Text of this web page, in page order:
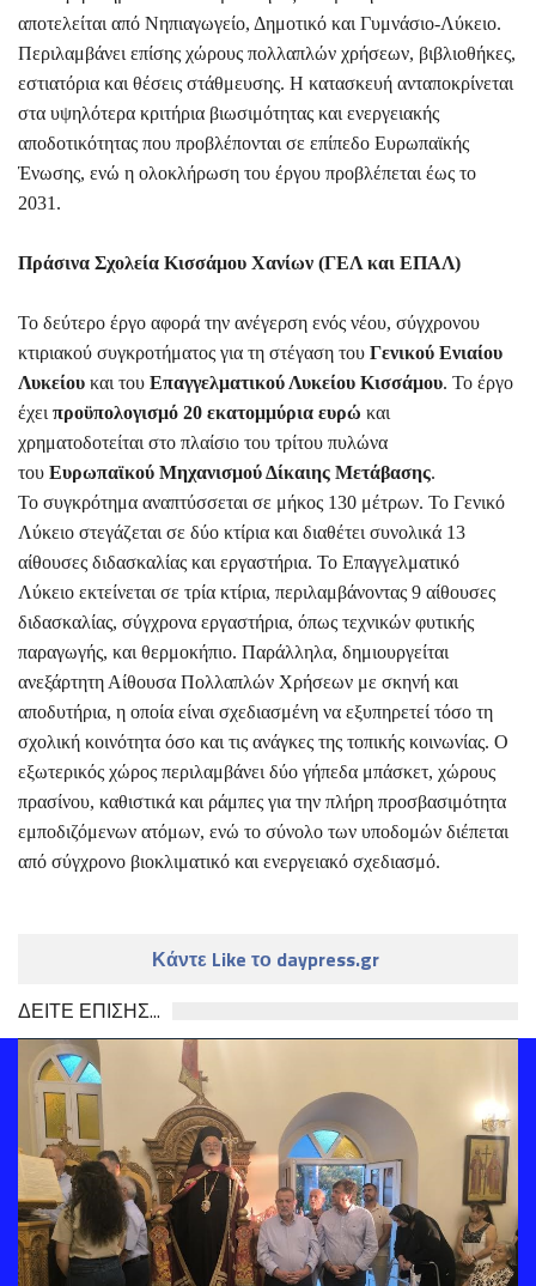
αποτελείται από Νηπιαγωγείο, Δημοτικό και Γυμνάσιο-Λύκειο.
Περιλαμβάνει επίσης χώρους πολλαπλών χρήσεων, βιβλιοθήκες,
εστιατόρια και θέσεις στάθμευσης. Η κατασκευή ανταποκρίνεται
στα υψηλότερα κριτήρια βιωσιμότητας και ενεργειακής
αποδοτικότητας που προβλέπονται σε επίπεδο Ευρωπαϊκής
Ένωσης, ενώ η ολοκλήρωση του έργου προβλέπεται έως το
2031.
Πράσινα Σχολεία Κισσάμου Χανίων (ΓΕΛ και ΕΠΑΛ)
Το δεύτερο έργο αφορά την ανέγερση ενός νέου, σύγχρονου
κτιριακού συγκροτήματος για τη στέγαση του Γενικού Ενιαίου
Λυκείου και του Επαγγελματικού Λυκείου Κισσάμου. Το έργο
έχει προϋπολογισμό 20 εκατομμύρια ευρώ και
χρηματοδοτείται στο πλαίσιο του τρίτου πυλώνα
του Ευρωπαϊκού Μηχανισμού Δίκαιης Μετάβασης.
Το συγκρότημα αναπτύσσεται σε μήκος 130 μέτρων. Το Γενικό
Λύκειο στεγάζεται σε δύο κτίρια και διαθέτει συνολικά 13
αίθουσες διδασκαλίας και εργαστήρια. Το Επαγγελματικό
Λύκειο εκτείνεται σε τρία κτίρια, περιλαμβάνοντας 9 αίθουσες
διδασκαλίας, σύγχρονα εργαστήρια, όπως τεχνικών φυτικής
παραγωγής, και θερμοκήπιο. Παράλληλα, δημιουργείται
ανεξάρτητη Αίθουσα Πολλαπλών Χρήσεων με σκηνή και
αποδυτήρια, η οποία είναι σχεδιασμένη να εξυπηρετεί τόσο τη
σχολική κοινότητα όσο και τις ανάγκες της τοπικής κοινωνίας. Ο
εξωτερικός χώρος περιλαμβάνει δύο γήπεδα μπάσκετ, χώρους
πρασίνου, καθιστικά και ράμπες για την πλήρη προσβασιμότητα
εμποδιζόμενων ατόμων, ενώ το σύνολο των υποδομών διέπεται
από σύγχρονο βιοκλιματικό και ενεργειακό σχεδιασμό.
Κάντε Like το daypress.gr
ΔΕΙΤΕ ΕΠΙΣΗΣ...